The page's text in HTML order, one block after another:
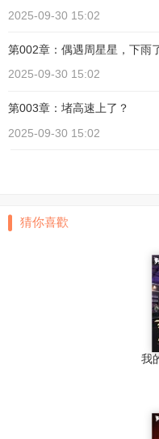
2025-09-30 15:02
第002章：偶遇周星星，下雨
2025-09-30 15:02
第003章：堵高速上了？
2025-09-30 15:02
猜你喜歡
我